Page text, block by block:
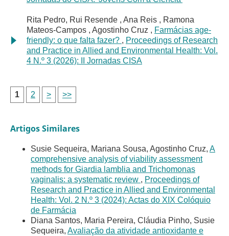
Rita Pedro, Rui Resende , Ana Reis , Ramona
Mateos-Campos , Agostinho Cruz , Farmácias age-
friendly: o que falta fazer? , Proceedings of Research
and Practice in Allied and Environmental Health: Vol.
4 N.º 3 (2026): II Jornadas CISA
1 2 > >>
Artigos Similares
Susie Sequeira, Mariana Sousa, Agostinho Cruz, A
comprehensive analysis of viability assessment
methods for Giardia lamblia and Trichomonas
vaginalis: a systematic review , Proceedings of
Research and Practice in Allied and Environmental
Health: Vol. 2 N.º 3 (2024): Actas do XIX Colóquio
de Farmácia
Diana Santos, Maria Pereira, Cláudia Pinho, Susie
Sequeira, Avaliação da atividade antioxidante e